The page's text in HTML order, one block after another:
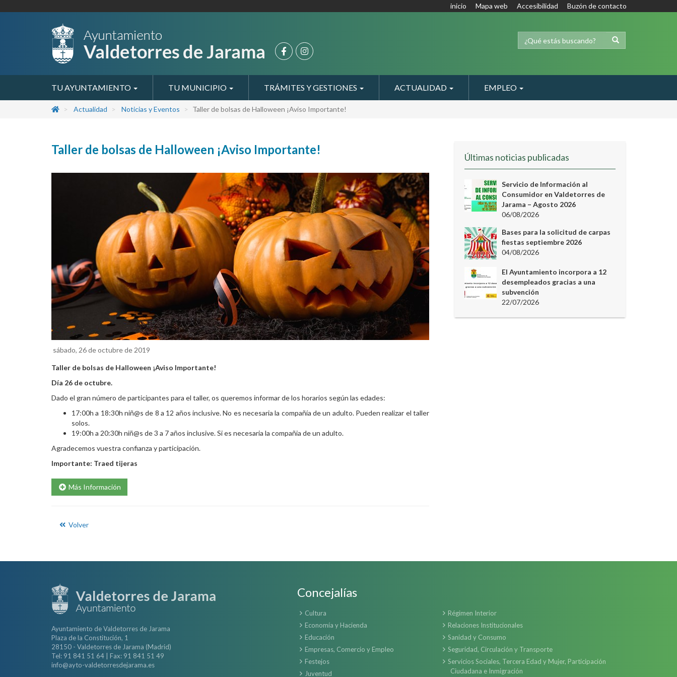
inicio Mapa web Accesibilidad Buzón de contacto
TU AYUNTAMIENTO TU MUNICIPIO TRÁMITES Y GESTIONES ACTUALIDAD EMPLEO
Actualidad Noticias y Eventos Taller de bolsas de Halloween ¡Aviso Importante!
Taller de bolsas de Halloween ¡Aviso Importante!
sábado, 26 de octubre de 2019
Taller de bolsas de Halloween ¡Aviso Importante!
Día 26 de octubre.
Dado el gran número de participantes para el taller, os queremos informar de los horarios según las edades:
17:00h a 18:30h niñ@s de 8 a 12 años inclusive. No es necesaria la compañía de un adulto. Pueden realizar el taller
solos.
19:00h a 20:30h niñ@s de 3 a 7 años inclusive. Si es necesaria la compañia de un adulto.
Agradecemos vuestra confianza y participación.
Importante: Traed tijeras
Más Información
Volver
Últimas noticias publicadas
Servicio de Información al
Consumidor en Valdetorres de
Jarama – Agosto 2026
06/08/2026
Bases para la solicitud de carpas
fiestas septiembre 2026
04/08/2026
El Ayuntamiento incorpora a 12
desempleados gracias a una
subvención
22/07/2026
Ayuntamiento de Valdetorres de Jarama
Plaza de la Constitución, 1
28150 - Valdetorres de Jarama (Madrid)
Tel: 91 841 51 64 | Fax: 91 841 51 49
info@ayto-valdetorresdejarama.es
Concejalías
Cultura
Economía y Hacienda
Educación
Empresas, Comercio y Empleo
Festejos
Juventud
Régimen Interior
Relaciones Institucionales
Sanidad y Consumo
Seguridad, Circulación y Transporte
Servicios Sociales, Tercera Edad y Mujer, Participación
Ciudadana e Inmigración